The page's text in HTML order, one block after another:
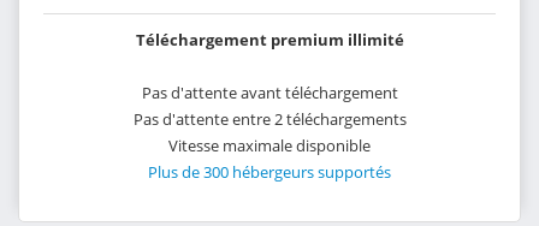
Téléchargement premium illimité
Pas d'attente avant téléchargement
Pas d'attente entre 2 téléchargements
Vitesse maximale disponible
Plus de 300 hébergeurs supportés